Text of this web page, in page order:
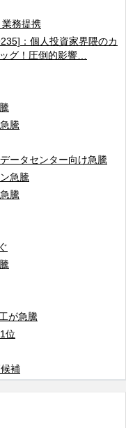
務提携
：個人投資家界隈のカ
グ！圧倒的影響…
騰
ータセンター向け急騰
急騰
騰
が急騰
位
補